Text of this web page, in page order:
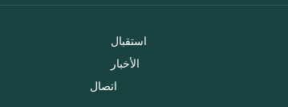
استقبال
الأخبار
اتصال